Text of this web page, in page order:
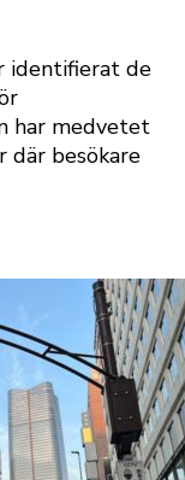
identifierat de
har medvetet
där besökare